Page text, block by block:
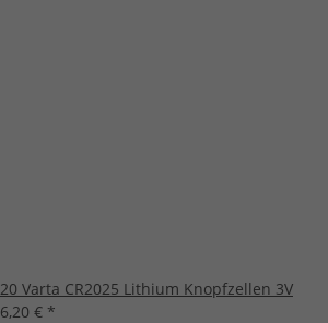
20 Varta CR2025 Lithium Knopfzellen 3V
6,20 € *